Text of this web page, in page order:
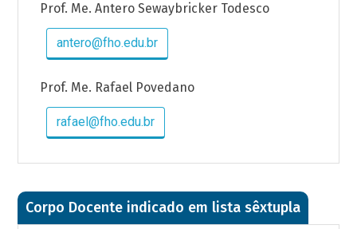
Prof. Me. Antero Sewaybricker Todesco
antero@fho.edu.br
Prof. Me. Rafael Povedano
rafael@fho.edu.br
Corpo Docente indicado em lista sêxtupla